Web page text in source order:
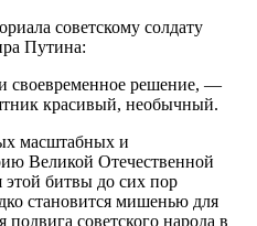
советскому солдату
Путина:
своевременное решение, —
красивый, необычный.
масштабных и
Великой Отечественной
битвы до сих пор
становится мишенью для
советского народа в